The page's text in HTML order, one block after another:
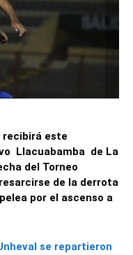
recibirá este
Llacuabamba de La
del Torneo
de la derrota
por el ascenso a
se repartieron